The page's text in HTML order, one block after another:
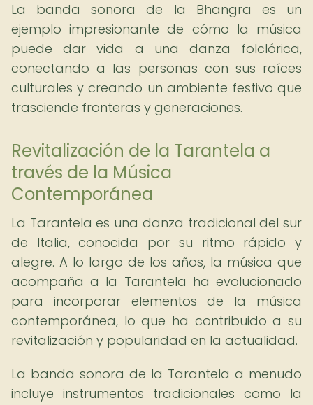
La banda sonora de la Bhangra es un
ejemplo impresionante de cómo la música
puede dar vida a una danza folclórica,
conectando a las personas con sus raíces
culturales y creando un ambiente festivo que
trasciende fronteras y generaciones.
Revitalización de la Tarantela a
través de la Música
Contemporánea
La Tarantela es una danza tradicional del sur
de Italia, conocida por su ritmo rápido y
alegre. A lo largo de los años, la música que
acompaña a la Tarantela ha evolucionado
para incorporar elementos de la música
contemporánea, lo que ha contribuido a su
revitalización y popularidad en la actualidad.
La banda sonora de la Tarantela a menudo
incluye instrumentos tradicionales como la